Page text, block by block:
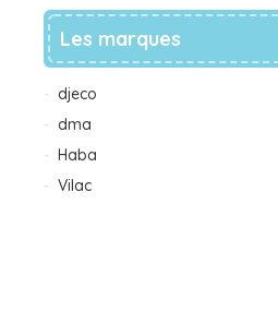
Les marques
djeco
dma
Haba
Vilac